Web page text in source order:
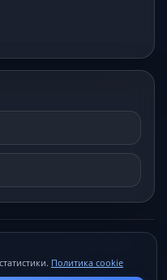
Политика cookie
192241, Санкт-
фермы, д. 29С